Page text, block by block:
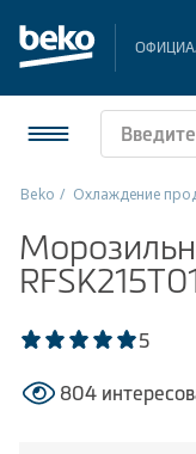
Стиральные
Плиты
Beko Охлаждение
5
804